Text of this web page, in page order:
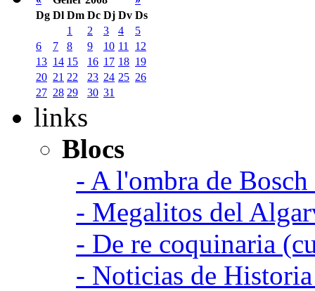
Dg Dl Dm Dc Dj Dv Ds
1
2 3 4
5
6
7 8 9 10 11
12
13 14 15 16 17 18 19
20 21 22 23 24 25 26
27 28 29 30 31
links
Blocs
- A l'ombra de
- Megalitos del
- De re coquinaria
- Noticias de